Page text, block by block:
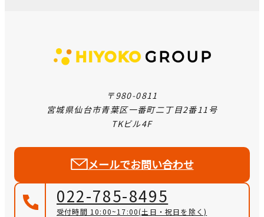
〒980-0811
宮城県仙台市青葉区一番町二丁目2番11号
TKビル4F
メールでお問い合わせ
022-785-8495
受付時間 10:00~17:00(土日・祝日を除く)